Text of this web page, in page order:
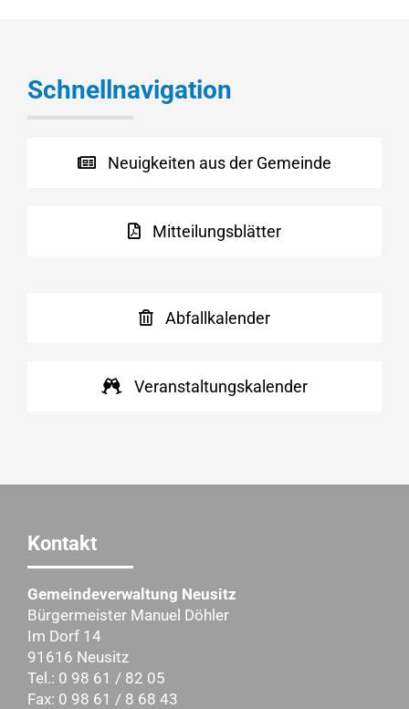
Schnellnavigation
Neuigkeiten aus der Gemeinde
Mitteilungsblätter
Abfallkalender
Veranstaltungskalender
Kontakt
Gemeindeverwaltung Neusitz
Bürgermeister Manuel Döhler
Im Dorf 14
91616 Neusitz
Tel.: 0 98 61 / 82 05
Fax: 0 98 61 / 8 68 43